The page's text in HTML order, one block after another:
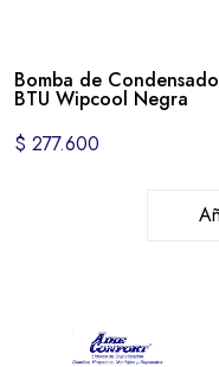
Bomba de
BTU Wipcool Negra
$ 277.600